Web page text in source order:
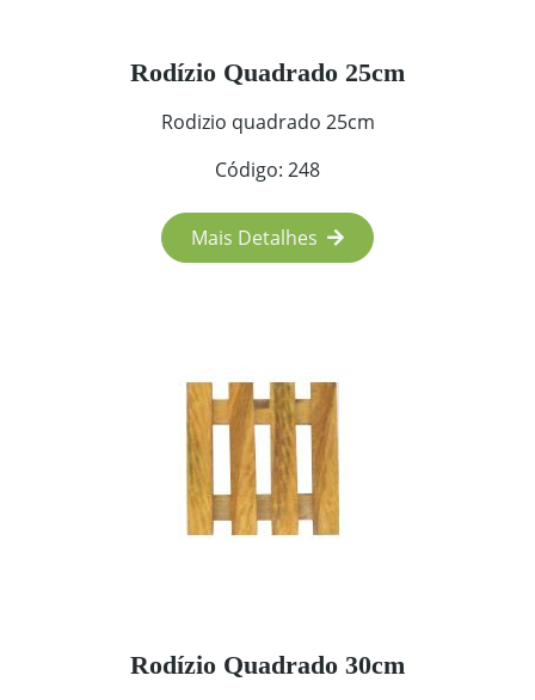
Rodízio Quadrado 25cm
Rodizio quadrado 25cm
Código: 248
Mais Detalhes
Rodízio Quadrado 30cm